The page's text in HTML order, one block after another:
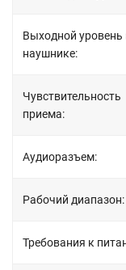
Выходной уровень
наушнике:
Чувствительность
приема:
Аудиоразъем:
Рабочий диапазон:
Требования к